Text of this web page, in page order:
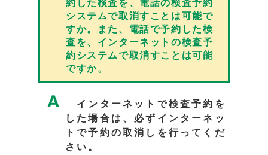
約した検査を、電話の検査予約
システムで取消すことは可能で
すか。また、電話で予約した検
査を、インターネットの検査予
約システムで取消すことは可能
ですか。
インターネットで検査予約を
した場合は、必ずインターネッ
トで予約の取消しを行ってくだ
さい。